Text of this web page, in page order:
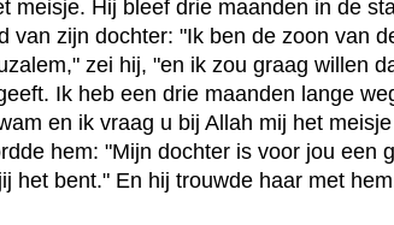
meisje. Hij bleef drie maanden in de
van zijn dochter: "Ik ben de zoon van
zei hij, "en ik zou graag willen
Ik heb een drie maanden lange
en ik vraag u bij Allah mij het
hem: "Mijn dochter is voor jou een
het bent." En hij trouwde haar met